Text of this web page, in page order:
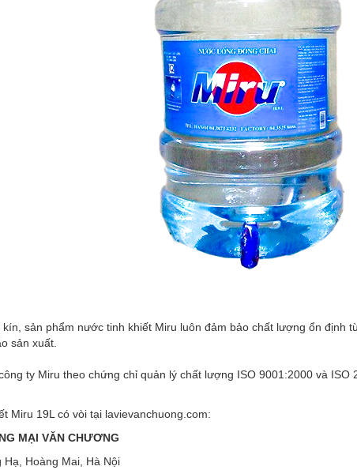
sản phẩm nước tinh khiết Miru luôn đảm bảo chất lượng ổn định
sản xuất.
ty Miru theo chứng chỉ quản lý chất lượng ISO 9001:2000 và
Miru 19L có vòi tại lavievanchuong.com:
MẠI VĂN CHƯƠNG
Hoàng Mai, Hà Nội